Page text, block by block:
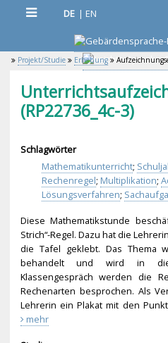
DE | EN
Projekt/Studie Erhebung
(RP22736_4c-3)
Schlagwörter
Mathematikunterricht;
Rechenregel; Multiplikation;
Lösungsverfahren;
Diese Mathematikstunde
Strich“-Regel. Dazu hat die
die Tafel geklebt. Das Thema
behandelt und wird in
Klassengespräch werden die
Rechenarten besprochen. Als
Lehrerin ein Plakat mit den
mehr